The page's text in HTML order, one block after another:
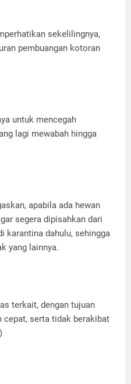
sekelilingnya,
pembuangan kotoran
untuk mencegah
lagi mewabah hingga
apabila ada hewan
segera dipisahkan dari
karantina dahulu, sehingga
yang lainnya.
terkait, dengan tujuan
cepat, serta tidak berakibat